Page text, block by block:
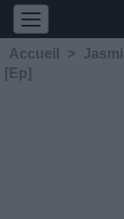
Accueil >
[Ep]